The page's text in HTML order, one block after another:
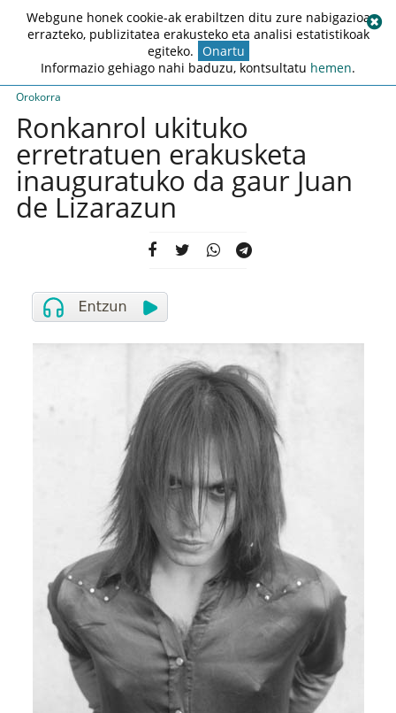
Orokorra
Ronkanrol ukituko
erretratuen erakusketa
inauguratuko da gaur Juan
de Lizarazun
Webgune honek cookie-ak erabiltzen ditu zure nabigazioa
errazteko, publizitatea erakusteko eta analisi estatistikoak
egiteko. Onartu
Informazio gehiago nahi baduzu, kontsultatu hemen.